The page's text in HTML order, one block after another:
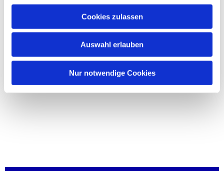
Cookies zulassen
Auswahl erlauben
Nur notwendige Cookies